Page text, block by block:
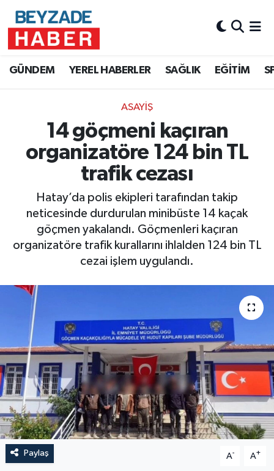
GÜNDEM YEREL HABERLER SAĞLIK EĞİTİM
ASAYİŞ
14 göçmeni kaçıran
organizatöre 124 bin TL
trafik cezası
Hatay’da polis ekipleri tarafından takip
neticesinde durdurulan minibüste 14 kaçak
göçmen yakalandı. Göçmenleri kaçıran
organizatöre trafik kurallarını ihlalden 124 bin TL
cezai işlem uygulandı.
Paylaş A- A+
Hava Durumu
Süper Lig Puan Durumu ve Fikstür
Tüm Manşetler
Son Dakika Haberleri
Haber Arşivi